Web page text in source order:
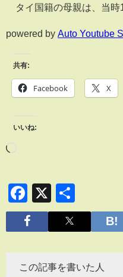
タイ国籍の母親は、当時
powered by Auto Youtube
共有:
Facebook X
いいね:
Facebook
X
有
この記事を書いた人